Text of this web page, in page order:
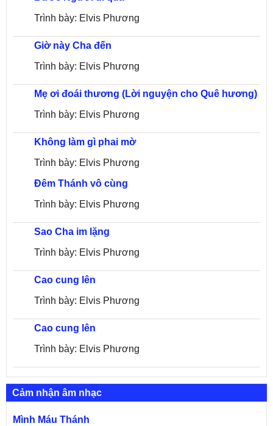
Trình bày: Elvis Phương
Giờ này Cha đến
Trình bày: Elvis Phương
Mẹ ơi đoái thương (Lời nguyện cho Quê hương)
Trình bày: Elvis Phương
Không làm gì phai mờ
Trình bày: Elvis Phương
Đêm Thánh vô cùng
Trình bày: Elvis Phương
Sao Cha im lặng
Trình bày: Elvis Phương
Cao cung lên
Trình bày: Elvis Phương
Cao cung lên
Trình bày: Elvis Phương
Cảm nhận âm nhạc
Mình Máu Thánh